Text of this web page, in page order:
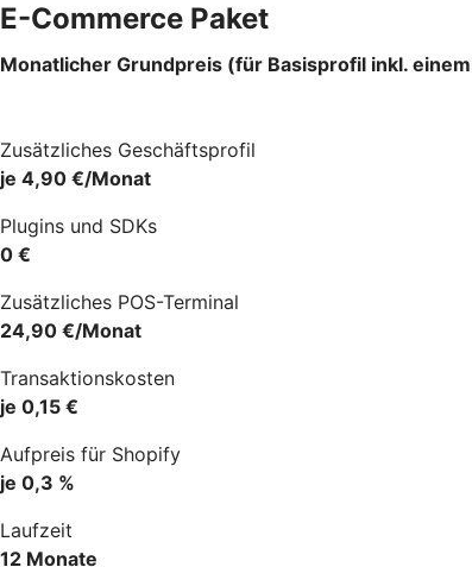
E-Commerce Paket
Monatlicher Grundpreis (für Basisprofil inkl.
Zusätzliches Geschäftsprofil
je 4,90 €/Monat
Plugins und SDKs
0 €
Zusätzliches POS-Terminal
24,90 €/Monat
Transaktionskosten
je 0,15 €
Aufpreis für Shopify
je 0,3 %
Laufzeit
12 Monate